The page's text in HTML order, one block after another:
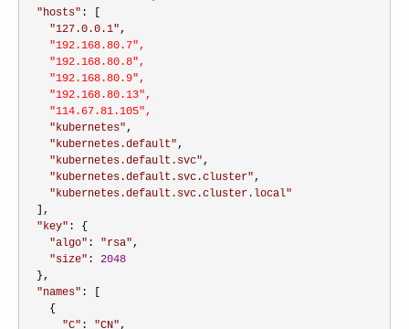
"hosts" : [
"127.0.0.1",
"192.168.80.7",
    "192.168.80.8",
    "192.168.80.9",
    "192.168.80.13",
    "114.67.81.105",
"kubernetes",
"kubernetes.default",
"kubernetes.default.svc",
"kubernetes.default.svc.cluster",
"kubernetes.default.svc.cluster.local"
  ],
"key" : {
"algo" : "rsa",
"size" : 2048
  },
"names" : [
    {
"C" : "CN",